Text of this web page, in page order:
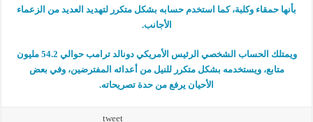
بأنها حمقاء وكلبة، كما استخدم حسابه بشكل متكرر لتهديد العديد من الزعماء
الأجانب.
ويمتلك الحساب الشخصي الرئيس الأمريكي دونالد ترامب حوالي 54.2 مليون
متابع، ويستخدمه بشكل متكرر للنيل من أعدائه المفترضين، وفي بعض
الأحيان يرفع من حدة تصريحاته.
tweet